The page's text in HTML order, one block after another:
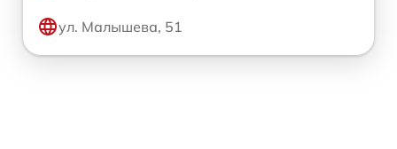
ул. Малышева, 51